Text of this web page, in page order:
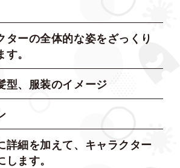
ターの全体的な姿をざっくり
。
型、服装のイメージ
詳細を加えて、キャラクター
ます。